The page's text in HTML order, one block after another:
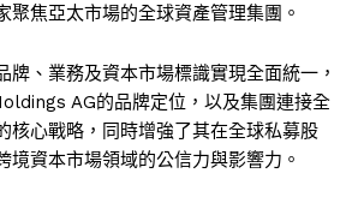
聚焦亞太市場的全球資產管理集團。
牌、業務及資本市場標識實現全面統一，
AG的品牌定位，以及集團連接全
核心戰略，同時增強了其在全球私募股
境資本市場領域的公信力與影響力。